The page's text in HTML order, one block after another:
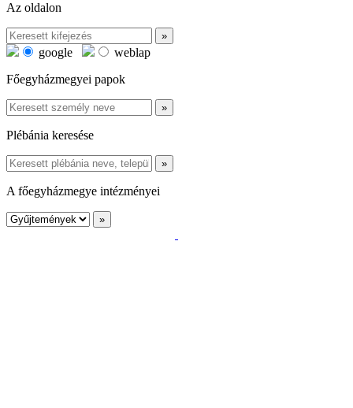
Az oldalon
google
weblap
Főegyházmegyei papok
Plébánia keresése
A főegyházmegye intézményei